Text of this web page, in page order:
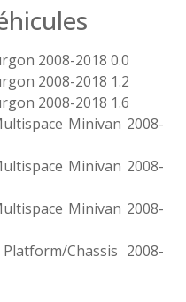
2008-2018 0.0
2008-2018 1.2
2008-2018 1.6
Minivan 2008-
Minivan 2008-
Minivan 2008-
Chassis 2008-